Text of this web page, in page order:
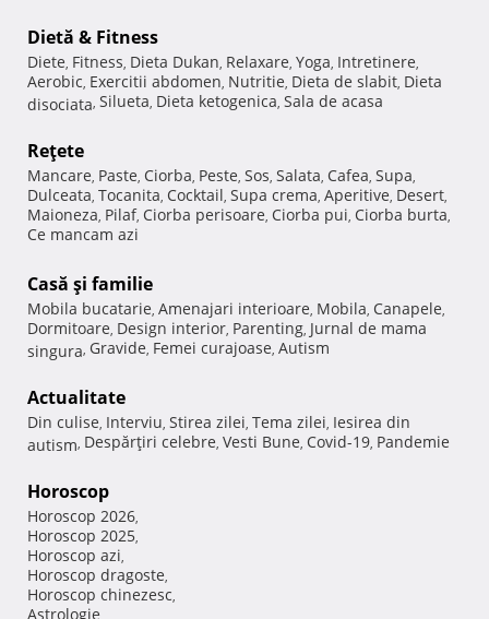
Dietă & Fitness
Diete, Fitness, Dieta Dukan, Relaxare, Yoga, Intretinere,
Aerobic, Exercitii abdomen, Nutritie, Dieta de slabit, Dieta
disociata, Silueta, Dieta ketogenica, Sala de acasa
Reţete
Mancare, Paste, Ciorba, Peste, Sos, Salata, Cafea, Supa,
Dulceata, Tocanita, Cocktail, Supa crema, Aperitive, Desert,
Maioneza, Pilaf, Ciorba perisoare, Ciorba pui, Ciorba burta,
Ce mancam azi
Casă şi familie
Mobila bucatarie, Amenajari interioare, Mobila, Canapele,
Dormitoare, Design interior, Parenting, Jurnal de mama
singura, Gravide, Femei curajoase, Autism
Actualitate
Din culise, Interviu, Stirea zilei, Tema zilei, Iesirea din
autism, Despărţiri celebre, Vesti Bune, Covid-19, Pandemie
Horoscop
Horoscop 2026,
Horoscop 2025,
Horoscop azi,
Horoscop dragoste,
Horoscop chinezesc,
Astrologie